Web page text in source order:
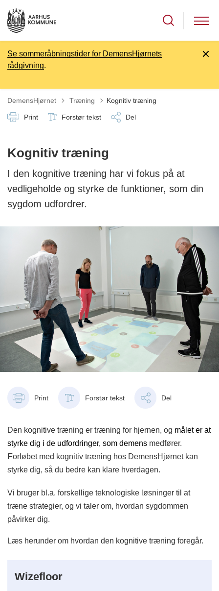
Se sommeråbningstider for DemensHjørnets
rådgivning.
DemensHjørnet Tilbage til
Træning Kognitiv træning
Print Forstør tekst Del
Kognitiv træning
I den kognitive træning har vi fokus på at
vedligeholde og styrke de funktioner, som din
sygdom udfordrer.
Print Forstør tekst Del
Den kognitive træning er træning for hjernen, og målet er at
styrke dig i de udfordringer, som demens medfører.
Forløbet med kognitiv træning hos DemensHjørnet kan
styrke dig, så du bedre kan klare hverdagen.
Vi bruger bl.a. forskellige teknologiske løsninger til at
træne strategier, og vi taler om, hvordan sygdommen
påvirker dig.
Læs herunder om hvordan den kognitive træning foregår.
Wizefloor